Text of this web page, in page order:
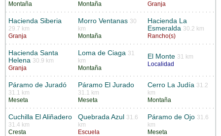
Montaña
Montaña
Granja
Hacienda Siberia
29.7 km
Granja
Morro Ventanas 30
km
Montaña
Hacienda La
Esmeralda 30.2 km
Rancho(s)
Hacienda Santa
Helena 30.9 km
Granja
Loma de Ciaga 31
km
Montaña
El Monte 31 km
Localidad
Páramo de Juradó
31.1 km
Meseta
Páramo El Jurado
31.1 km
Meseta
Cerro La Judía 31.2
km
Montaña
Cuchilla El Aliñadero
31.4 km
Cresta
Quebrada Azul 31.6
km
Escuela
Páramo de Ojo 31.6
km
Meseta